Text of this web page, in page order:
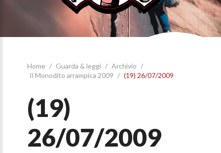
Home / Guarda & leggi / Archivio /
Il Monodito arrampica 2009 / (19) 26/07/2009
(19)
26/07/2009